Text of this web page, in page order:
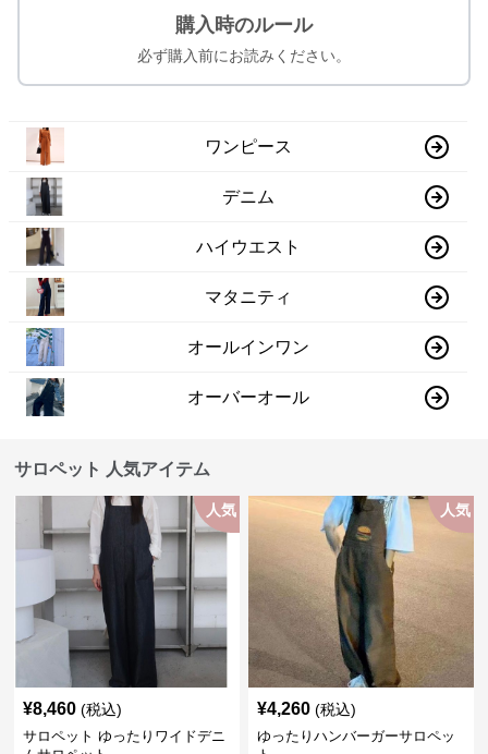
購入時のルール
必ず購入前にお読みください。
ワンピース
デニム
ハイウエスト
マタニティ
オールインワン
オーバーオール
サロペット 人気アイテム
人気
¥8,460 (税込)
サロペット ゆったりワイドデニ
人気
¥4,260 (税込)
ゆったりハンバーガーサロペッ